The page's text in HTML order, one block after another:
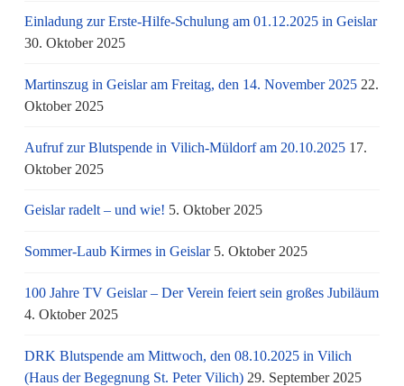
Einladung zur Erste-Hilfe-Schulung am 01.12.2025 in Geislar
30. Oktober 2025
Martinszug in Geislar am Freitag, den 14. November 2025 22.
Oktober 2025
Aufruf zur Blutspende in Vilich-Müldorf am 20.10.2025 17.
Oktober 2025
Geislar radelt – und wie! 5. Oktober 2025
Sommer-Laub Kirmes in Geislar 5. Oktober 2025
100 Jahre TV Geislar – Der Verein feiert sein großes Jubiläum
4. Oktober 2025
DRK Blutspende am Mittwoch, den 08.10.2025 in Vilich
(Haus der Begegnung St. Peter Vilich) 29. September 2025